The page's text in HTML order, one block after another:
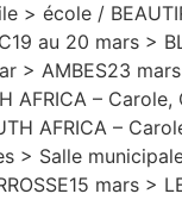
> école /
au 20 mars >
> AMBES23
AFRICA –
AFRICA –
> Salle
mars >